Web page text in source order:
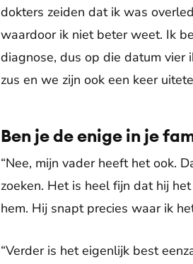
dokters zeiden dat ik was
waardoor ik niet beter weet. Ik
diagnose, dus op die datum vier
zus en we zijn ook een keer
Ben je de enige in je
“Nee, mijn vader heeft het ook.
zoeken. Het is heel fijn dat hij
hem. Hij snapt precies waar ik
“Verder is het eigenlijk best